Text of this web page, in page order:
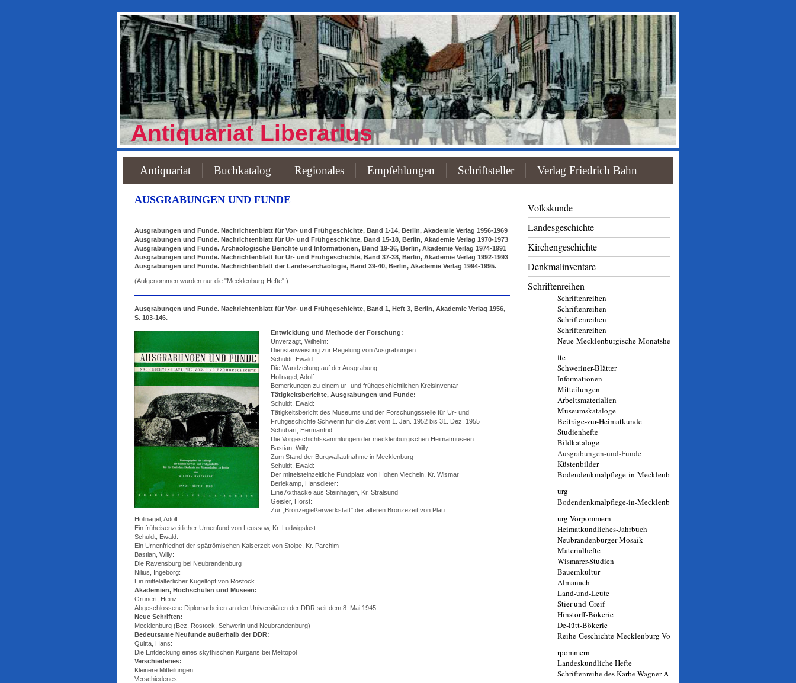
Antiquariat Liberarius
Antiquariat Buchkatalog Regionales Empfehlungen Schriftsteller Verlag Friedrich Bahn
AUSGRABUNGEN UND FUNDE
Ausgrabungen und Funde. Nachrichtenblatt für Vor- und Frühgeschichte, Band 1-14, Berlin, Akademie Verlag 1956-1969
Ausgrabungen und Funde. Nachrichtenblatt für Ur- und Frühgeschichte, Band 15-18, Berlin, Akademie Verlag 1970-1973
Ausgrabungen und Funde. Archäologische Berichte und Informationen, Band 19-36, Berlin, Akademie Verlag 1974-1991
Ausgrabungen und Funde. Nachrichtenblatt für Ur- und Frühgeschichte, Band 37-38, Berlin, Akademie Verlag 1992-1993
Ausgrabungen und Funde. Nachrichtenblatt der Landesarchäologie, Band 39-40, Berlin, Akademie Verlag 1994-1995.
(Aufgenommen wurden nur die "Mecklenburg-Hefte".)
Ausgrabungen und Funde. Nachrichtenblatt für Vor- und Frühgeschichte, Band 1, Heft 3, Berlin, Akademie Verlag 1956,
S. 103-146.
Entwicklung und Methode der Forschung:
Unverzagt, Wilhelm:
Dienstanweisung zur Regelung von Ausgrabungen
Schuldt, Ewald:
Die Wandzeitung auf der Ausgrabung
Hollnagel, Adolf:
Bemerkungen zu einem ur- und frühgeschichtlichen Kreisinventar
Tätigkeitsberichte, Ausgrabungen und Funde:
Schuldt, Ewald:
Tätigkeitsbericht des Museums und der Forschungsstelle für Ur- und
Frühgeschichte Schwerin für die Zeit vom 1. Jan. 1952 bis 31. Dez. 1955
Schubart, Hermanfrid:
Die Vorgeschichtssammlungen der mecklenburgischen Heimatmuseen
Bastian, Willy:
Zum Stand der Burgwallaufnahme in Mecklenburg
Schuldt, Ewald:
Der mittelsteinzeitliche Fundplatz von Hohen Viecheln, Kr. Wismar
Berlekamp, Hansdieter:
Eine Axthacke aus Steinhagen, Kr. Stralsund
Geisler, Horst:
Zur „Bronzegießerwerkstatt" der älteren Bronzezeit von Plau
Hollnagel, Adolf:
Ein früheisenzeitlicher Urnenfund von Leussow, Kr. Ludwigslust
Schuldt, Ewald:
Ein Urnenfriedhof der spätrömischen Kaiserzeit von Stolpe, Kr. Parchim
Bastian, Willy:
Die Ravensburg bei Neubrandenburg
Nilius, Ingeborg:
Ein mittelalterlicher Kugeltopf von Rostock
Akademien, Hochschulen und Museen:
Grünert, Heinz:
Abgeschlossene Diplomarbeiten an den Universitäten der DDR seit dem 8. Mai 1945
Neue Schriften:
Mecklenburg (Bez. Rostock, Schwerin und Neubrandenburg)
Bedeutsame Neufunde außerhalb der DDR:
Quitta, Hans:
Die Entdeckung eines skythischen Kurgans bei Melitopol
Verschiedenes:
Kleinere Mitteilungen
Verschiedenes.
Volkskunde
Landesgeschichte
Kirchengeschichte
Denkmalinventare
Schriftenreihen
Schriftenreihen
Schriftenreihen
Schriftenreihen
Schriftenreihen
Neue-Mecklenburgische-Monatshe
fte
Schweriner-Blätter
Informationen
Mitteilungen
Arbeitsmaterialien
Museumskataloge
Beiträge-zur-Heimatkunde
Studienhefte
Bildkataloge
Ausgrabungen-und-Funde
Küstenbilder
Bodendenkmalpflege-in-Mecklenb
urg
Bodendenkmalpflege-in-Mecklenb
urg-Vorpommern
Heimatkundliches-Jahrbuch
Neubrandenburger-Mosaik
Materialhefte
Wismarer-Studien
Bauernkultur
Almanach
Land-und-Leute
Stier-und-Greif
Hinstorff-Bökerie
De-lütt-Bökerie
Reihe-Geschichte-Mecklenburg-Vo
rpommern
Landeskundliche Hefte
Schriftenreihe des Karbe-Wagner-A